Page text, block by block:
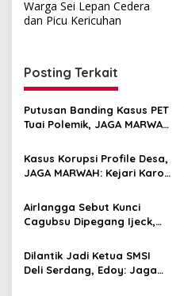
Warga Sei Lepan Cedera
dan Picu Kericuhan
Posting Terkait
Putusan Banding Kasus PET
Tuai Polemik, JAGA MARWAH
Bakrie Group
Kasus Korupsi Profile Desa,
JAGA MARWAH: Kejari Karo
Airlangga Sebut Kunci
Cagubsu Dipegang Ijeck,
Tokoh Kharismatik
Dilantik Jadi Ketua SMSI
Deli Serdang, Edoy: Jaga